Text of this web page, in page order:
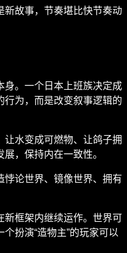
故事，节奏堪比快节奏动
身。一个日本上班族决定成
为，而是改变叙事逻辑的
水变成可燃物、让鸽子拥
，保持内在一致性。
悖论世界、镜像世界、拥有
新框架内继续运作。世界可
扮演“造物主”的玩家可以